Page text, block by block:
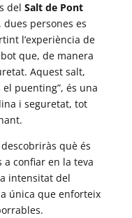
del Salt de Pont
dues persones es
l’experiència de
que, de manera
Aquest salt,
puenting”, és una
i seguretat, tot
què és
confiar en la teva
intensitat del
única que enforteix